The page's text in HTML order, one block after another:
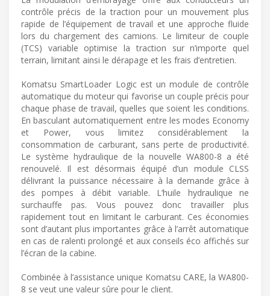
contrôle précis de la traction pour un mouvement plus
rapide de l’équipement de travail et une approche fluide
lors du chargement des camions. Le limiteur de couple
(TCS) variable optimise la traction sur n’importe quel
terrain, limitant ainsi le dérapage et les frais d’entretien.
Komatsu SmartLoader Logic est un module de contrôle
automatique du moteur qui favorise un couple précis pour
chaque phase de travail, quelles que soient les conditions.
En basculant automatiquement entre les modes Economy
et Power, vous limitez considérablement la
consommation de carburant, sans perte de productivité.
Le système hydraulique de la nouvelle WA800-8 a été
renouvelé. Il est désormais équipé d’un module CLSS
délivrant la puissance nécessaire à la demande grâce à
des pompes à débit variable. L’huile hydraulique ne
surchauffe pas. Vous pouvez donc travailler plus
rapidement tout en limitant le carburant. Ces économies
sont d’autant plus importantes grâce à l’arrêt automatique
en cas de ralenti prolongé et aux conseils éco affichés sur
l’écran de la cabine.
Combinée à l’assistance unique Komatsu CARE, la WA800-
8 se veut une valeur sûre pour le client.